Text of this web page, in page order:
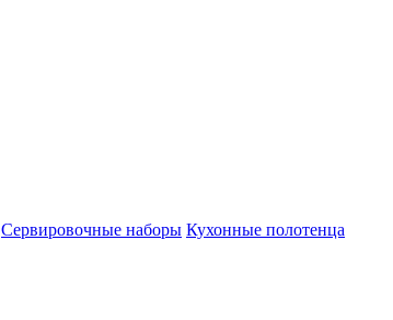
Сервировочные наборы Кухонные полотенца